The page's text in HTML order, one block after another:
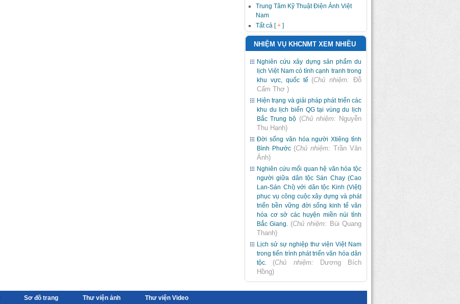
Trung Tâm Kỹ Thuật Điện Ảnh Việt
Nam
Tất cả [+ ]
NHIỆM VỤ KHCNMT XEM NHIỀU
Nghiên cứu xây dựng sản phẩm du
lịch Việt Nam có tính cạnh tranh trong
khu vực, quốc tế (Chủ nhiệm:
Đỗ
Cẩm Thơ )
Hiện trạng và giải pháp phát triển các
khu du lịch biển QG tại vùng du lịch
Bắc Trung bộ (Chủ nhiệm: Nguyễn
Thu Hạnh)
Đời sống văn hóa người Xtiêng tỉnh
Bình Phước (Chủ nhiệm: Trần Văn
Ánh)
Nghiên cứu mối quan hệ văn hóa tộc
người giữa dân tộc Sán Chay (Cao
Lan-Sán Chí) với dân tộc Kinh (Việt)
phục vụ công cuộc xây dựng và phát
triển bền vững đời sống kinh tế văn
hóa cơ sở các huyện miền núi tỉnh
Bắc Giang. (Chủ nhiệm: Bùi Quang
Thanh)
Lịch sử sự nghiệp thư viện Việt Nam
trong tiến trình phát triển văn hóa dân
tộc.
(Chủ nhiệm:
Dương Bích
Hồng)
Sơ đồ trang Thư viện ảnh Thư viện Video